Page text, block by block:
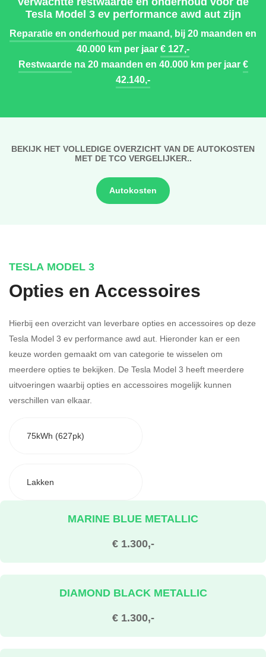
Tesla Model 3 ev performance awd aut zijn
Reparatie en onderhoud per maand, bij 20 maanden en
40.000 km per jaar€ 127,-
Restwaardena 20 maanden en 40.000 km per jaar€
42.140,-
BEKIJK HET VOLLEDIGE OVERZICHT VAN DE AUTOKOSTEN
MET DE TCO VERGELIJKER..
Autokosten
TESLA MODEL 3
Opties en Accessoires
Hierbij een overzicht van leverbare opties en accessoires op deze
Tesla Model 3 ev performance awd aut. Hieronder kan er een
keuze worden gemaakt om van categorie te wisselen om
meerdere opties te bekijken. De Tesla Model 3 heeft meerdere
uitvoeringen waarbij opties en accessoires mogelijk kunnen
verschillen van elkaar.
75kWh (627pk)
Lakken
€ 1.300,-
MARINE BLUE METALLIC
€ 1.300,-
DIAMOND BLACK METALLIC